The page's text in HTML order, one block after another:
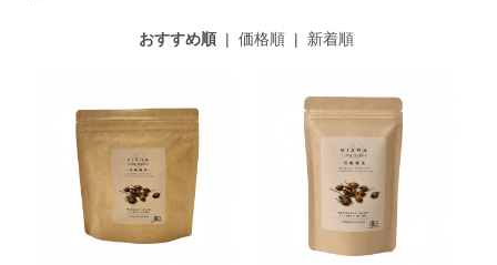
おすすめ順| 価格順| 新着順